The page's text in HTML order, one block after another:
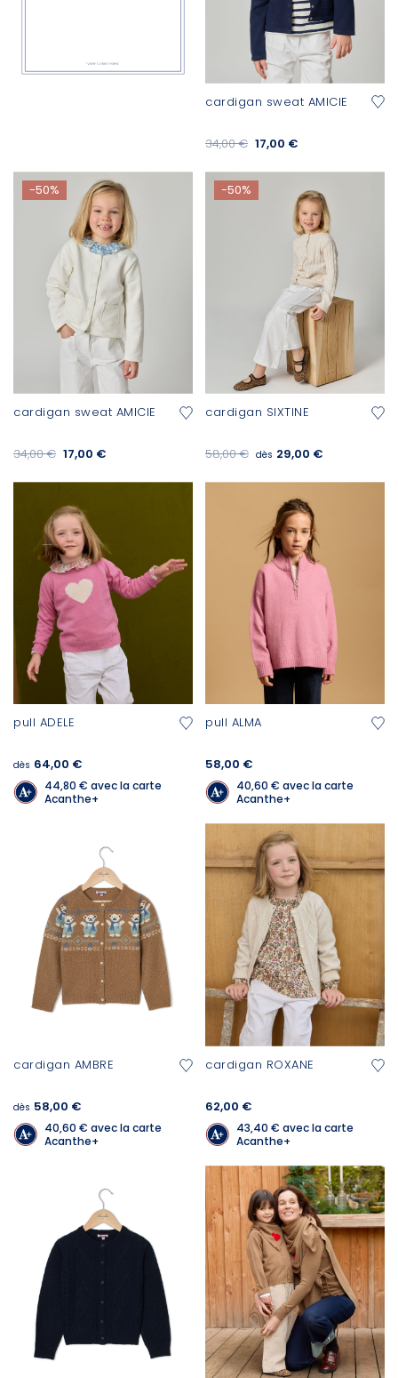
cardigan sweat AMICIE
17,00 €
34,00 €
-50%
cardigan sweat AMICIE
17,00 €
34,00 €
-50%
cardigan SIXTINE
dès 29,00 €
58,00 €
pull ADELE
dès 64,00 €
44,80 € avec la carte
Acanthe+
pull ALMA
58,00 €
40,60 € avec la carte
Acanthe+
cardigan AMBRE
dès 58,00 €
40,60 € avec la carte
Acanthe+
cardigan ROXANE
62,00 €
43,40 € avec la carte
Acanthe+